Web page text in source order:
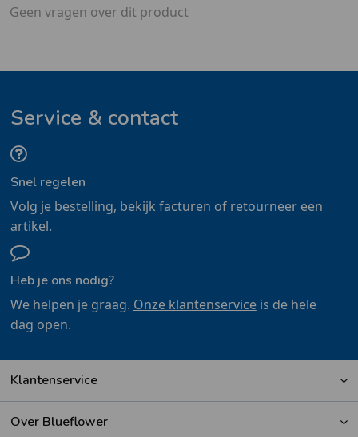
Geen vragen over dit product
Service & contact
Snel regelen
Volg je bestelling, bekijk facturen of retourneer een
artikel.
Heb je ons nodig?
We helpen je graag. Onze klantenserviceis de hele
dag open.
Klantenservice
Over Blueflower